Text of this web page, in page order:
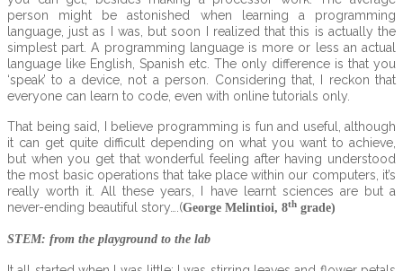
person might be astonished when learning a programming
language, just as I was, but soon I realized that this is actually the
simplest part. A programming language is more or less an actual
language like English, Spanish etc. The only difference is that you
‘speak’ to a device, not a person. Considering that, I reckon that
everyone can learn to code, even with online tutorials only.
That being said, I believe programming is fun and useful, although
it can get quite difficult depending on what you want to achieve,
but when you get that wonderful feeling after having understood
the most basic operations that take place within our computers, it’s
really worth it. All these years, I have learnt sciences are but a
never-ending beautiful story….(George Melintioi, 8th grade)
STEM: from the playground to the lab